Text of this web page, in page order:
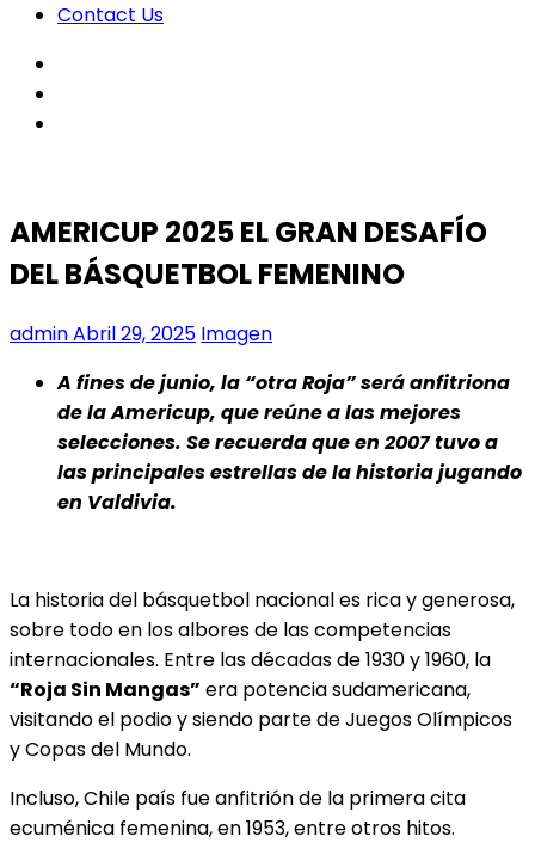
Contact Us
AMERICUP 2025 EL GRAN DESAFÍO
DEL BÁSQUETBOL FEMENINO
adminAbril 29, 2025 Imagen
A fines de junio, la “otra Roja” será anfitriona
de la Americup, que reúne a las mejores
selecciones. Se recuerda que en 2007 tuvo a
las principales estrellas de la historia jugando
en Valdivia.
La historia del básquetbol nacional es rica y generosa,
sobre todo en los albores de las competencias
internacionales. Entre las décadas de 1930 y 1960, la
“Roja Sin Mangas” era potencia sudamericana,
visitando el podio y siendo parte de Juegos Olímpicos
y Copas del Mundo.
Incluso, Chile país fue anfitrión de la primera cita
ecuménica femenina, en 1953, entre otros hitos.